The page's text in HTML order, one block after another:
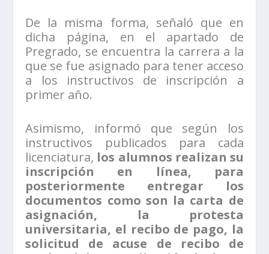
De la misma forma, señaló que en
dicha página, en el apartado de
Pregrado, se encuentra la carrera a la
que se fue asignado para tener acceso
a los instructivos de inscripción a
primer año.
Asimismo, informó que según los
instructivos publicados para cada
licenciatura, los alumnos realizan su
inscripción en línea, para
posteriormente entregar los
documentos como son la carta de
asignación, la protesta
universitaria, el recibo de pago, la
solicitud de acuse de recibo de